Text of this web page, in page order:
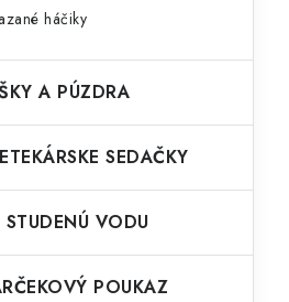
háčiky
A PÚZDRA
SEDAČKY
STUDENÚ VODU
POUKAZ